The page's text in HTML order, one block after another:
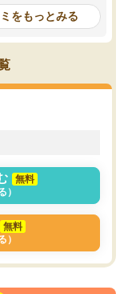
元数が可視化されるので
しながら意欲的に取り組
常に効果を実感している
すめできる塾です。
をもっとみる
無料
）
無料
）